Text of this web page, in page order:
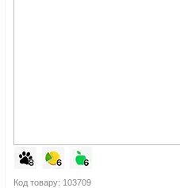
Код товару: 103709